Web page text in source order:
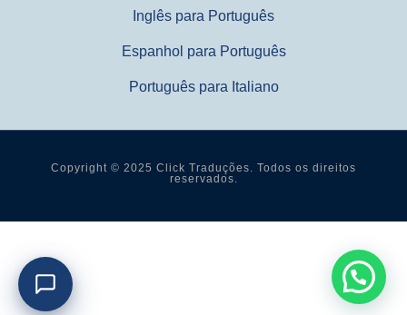
Inglês para Português
Espanhol para Português
Português para Italiano
Copyright © 2025 Click Traduções. Todos os direitos
reservados.